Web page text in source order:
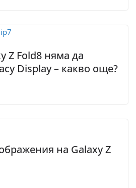
Z Fold8 няма да
Display – какво още?
на Galaxy Z